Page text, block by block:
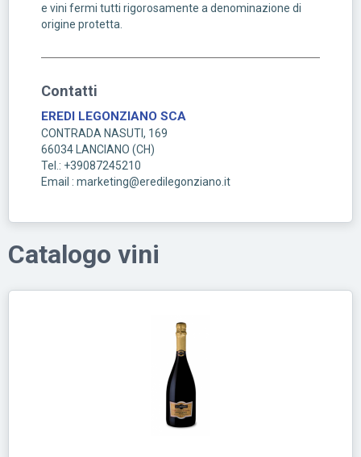
e vini fermi tutti rigorosamente a denominazione di
origine protetta.
Contatti
EREDI LEGONZIANO SCA
CONTRADA NASUTI, 169
66034
LANCIANO (CH)
Tel.: +39087245210
Email : marketing@eredilegonziano.it
Catalogo vini